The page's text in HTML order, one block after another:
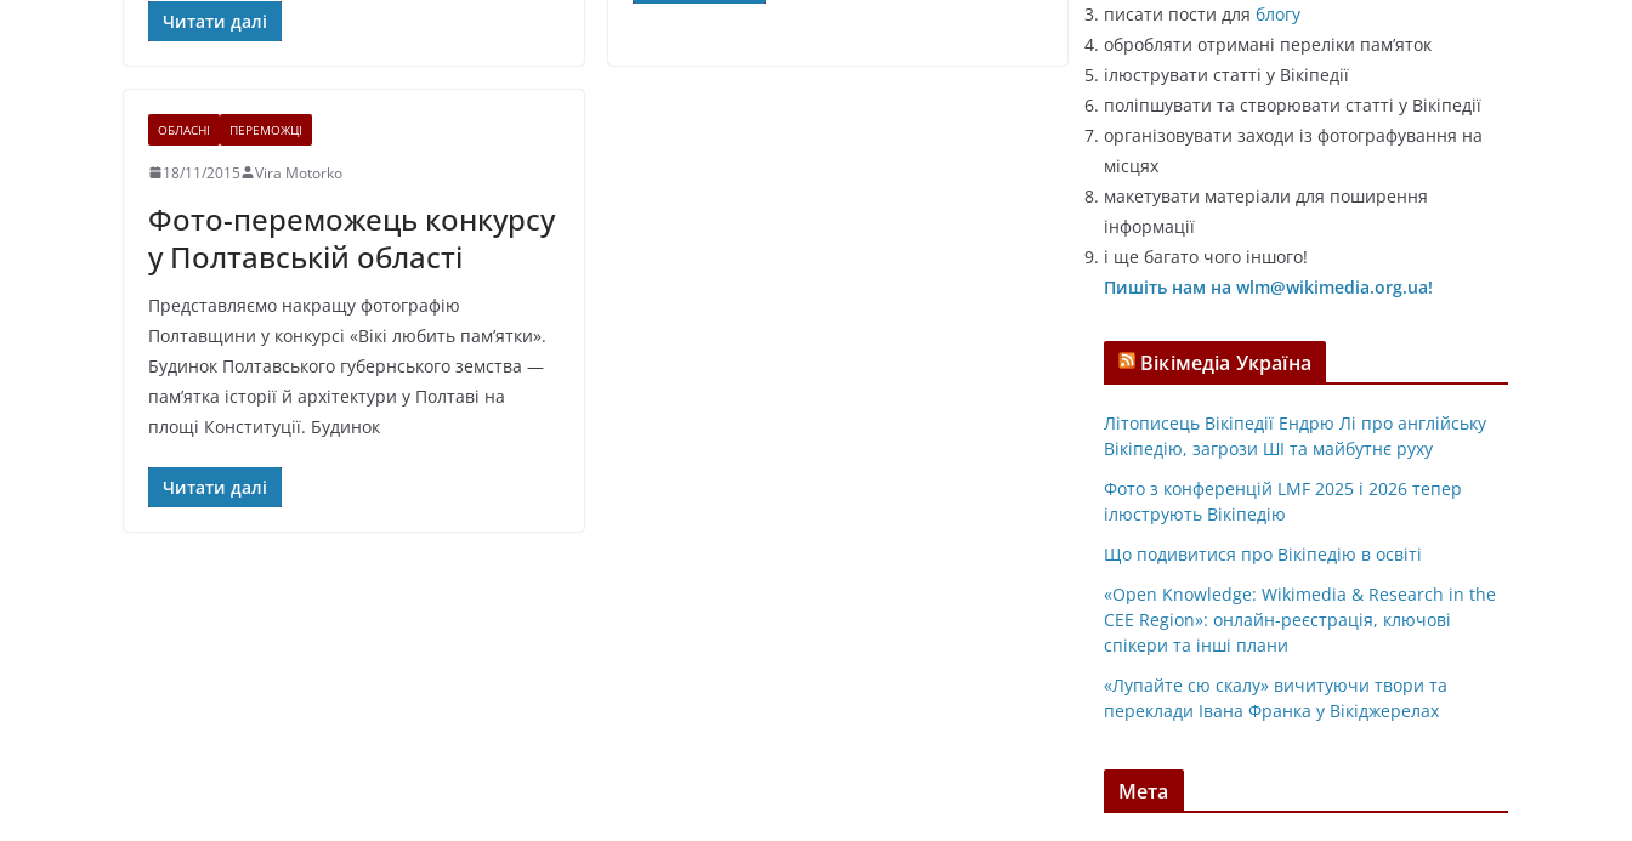
Читати далі
ОБЛАСНІ ПЕРЕМОЖЦІ
18/11/2015 Vira Motorko
Фото-переможець конкурсу
у Полтавській області
Представляємо накращу фотографію
Полтавщини у конкурсі «Вікі любить пам’ятки».
Будинок Полтавського губернського земства —
пам’ятка історії й архітектури у Полтаві на
площі Конституції. Будинок
Читати далі
писати пости для блогу
обробляти отримані переліки пам’яток
ілюструвати статті у Вікіпедії
поліпшувати та створювати статті у Вікіпедії
організовувати заходи із фотографування на
місцях
макетувати матеріали для поширення
інформації
і ще багато чого іншого!
Пишіть нам на wlm@wikimedia.org.ua!
Вікімедіа Україна
Літописець Вікіпедії Ендрю Лі про англійську
Вікіпедію, загрози ШІ та майбутнє руху
Фото з конференцій LMF 2025 і 2026 тепер
ілюструють Вікіпедію
Що подивитися про Вікіпедію в освіті
«Open Knowledge: Wikimedia & Research in the
CEE Region»: онлайн-реєстрація, ключові
спікери та інші плани
«Лупайте сю скалу» вичитуючи твори та
переклади Івана Франка у Вікіджерелах
Мета